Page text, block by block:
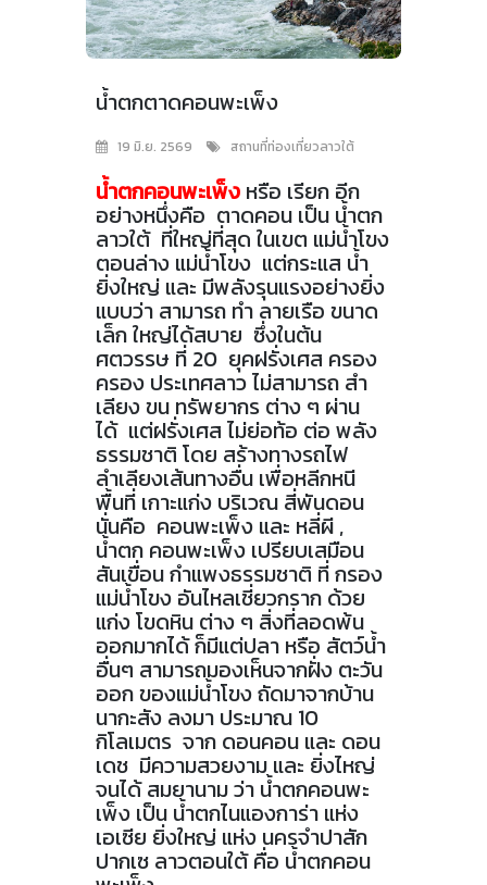
น้ำตกตาดคอนพะเพ็ง
19 มิ.ย. 2569 สถานที่ท่องเที่ยวลาวใต้
น้ำตกคอนพะเพ็ง หรือ เรียก อีก
อย่างหนึ่งคือ ตาดคอน เป็น น้ำตก
ลาวใต้ ที่ใหญ่ที่สุด ในเขต แม่น้ำโขง
ตอนล่าง แม่น้ำโขง แต่กระแส น้ำ
ยิ่งใหญ่ และ มีพลังรุนแรงอย่างยิ่ง
แบบว่า สามารถ ทำ ลายเรือ ขนาด
เล็ก ใหญ่ได้สบาย ซึ่งในต้น
ศตวรรษ ที่ 20 ยุคฝรั่งเศส ครอง
ครอง ประเทศลาว ไม่สามารถ สำ
เลียง ขน ทรัพยากร ต่าง ๆ ผ่าน
ได้ แต่ฝรั่งเศส ไม่ย่อท้อ ต่อ พลัง
ธรรมชาติ โดย สร้างทางรถไฟ
ลำเลียงเส้นทางอื่น เพื่อหลีกหนี
พื้นที่ เกาะแก่ง บริเวณ สี่พันดอน
นั่นคือ คอนพะเพ็ง และ หลี่ผี ,
น้ำตก คอนพะเพ็ง เปรียบเสมือน
สันเขื่อน กำแพงธรรมชาติ ที่ กรอง
แม่น้ำโขง อันไหลเชี่ยวกราก ด้วย
แก่ง โขดหิน ต่าง ๆ สิ่งที่ลอดพ้น
ออกมากได้ ก็มีแต่ปลา หรือ สัตว์น้ำ
อื่นๆ สามารถมองเห็นจากฝั่ง ตะวัน
ออก ของแม่น้ำโขง ถัดมาจากบ้าน
นากะสัง ลงมา ประมาณ 10
กิโลเมตร จาก ดอนคอน และ ดอน
เดช มีความสวยงาม และ ยิ่งไหญ่
จนได้ สมยานาม ว่า น้ำตกคอนพะ
เพ็ง เป็น น้ำตกไนแองการ่า แห่ง
เอเซีย ยิ่งใหญ่ แห่ง นครจำปาสัก
ปากเซ ลาวตอนใต้ คื่อ น้ำตกคอน